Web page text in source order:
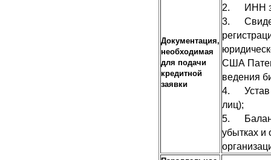
Документация,
необходимая
для подачи
кредитной
заявки
2. ИНН
3.
США
ведения
4. Устав
лиц);
5.
убытках и